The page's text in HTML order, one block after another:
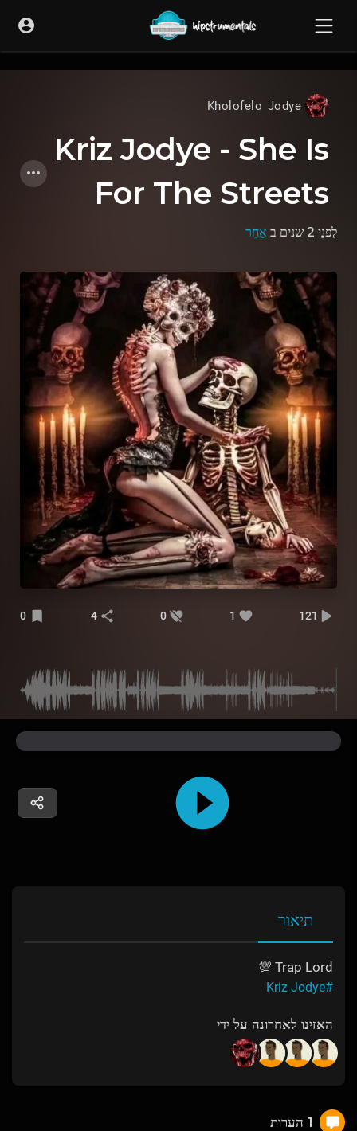
Kholofelo Jodye
Kriz Jodye - She Is
For The Streets
לִפנֵי 2 שנים ב אַחֵר
121
1
0
4
0
תיאור
Trap Lord 💯
#Kriz Jodye
האזינו לאחרונה על ידי
1 הערות